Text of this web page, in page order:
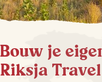
Bouw je
Riksja Travel